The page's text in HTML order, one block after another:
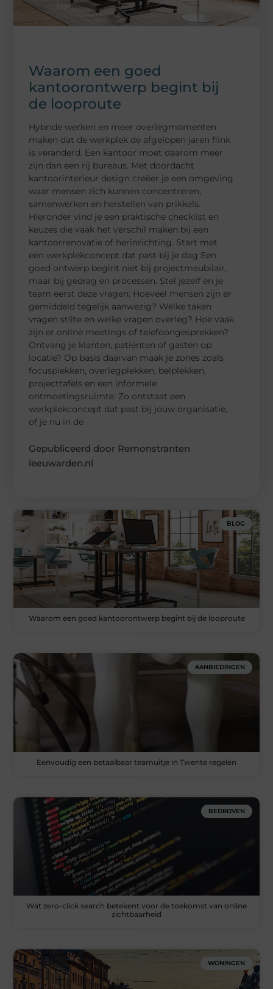
Waarom een goed
kantoorontwerp begint bij
de looproute
Hybride werken en meer overlegmomenten
maken dat de werkplek de afgelopen jaren flink
is veranderd. Een kantoor moet daarom meer
zijn dan een rij bureaus. Met doordacht
kantoorinterieur design creëer je een omgeving
waar mensen zich kunnen concentreren,
samenwerken en herstellen van prikkels.
Hieronder vind je een praktische checklist en
keuzes die vaak het verschil maken bij een
kantoorrenovatie of herinrichting. Start met
een werkplekconcept dat past bij je dag Een
goed ontwerp begint niet bij projectmeubilair,
maar bij gedrag en processen. Stel jezelf en je
team eerst deze vragen: Hoeveel mensen zijn er
gemiddeld tegelijk aanwezig? Welke taken
vragen stilte en welke vragen overleg? Hoe vaak
zijn er online meetings of telefoongesprekken?
Ontvang je klanten, patiënten of gasten op
locatie? Op basis daarvan maak je zones zoals
focusplekken, overlegplekken, belplekken,
projecttafels en een informele
ontmoetingsruimte. Zo ontstaat een
werkplekconcept dat past bij jouw organisatie,
of je nu in de
Gepubliceerd door Remonstranten
leeuwarden.nl
BLOG
Waarom een goed kantoorontwerp begint bij de looproute
AANBIEDINGEN
Eenvoudig een betaalbaar teamuitje in Twente regelen
BEDRIJVEN
Wat zero-click search betekent voor de toekomst van online
zichtbaarheid
WONINGEN